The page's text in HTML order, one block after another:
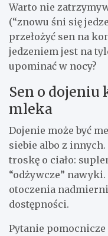
Warto nie
(“znowu śni się
przełożyć sen na
jedzeniem jest na
upominać w nocy?
Sen o
mleka
Dojenie może być
siebie albo z
troskę o ciało:
“odżywcze”
otoczenia
dostępności.
Pytanie